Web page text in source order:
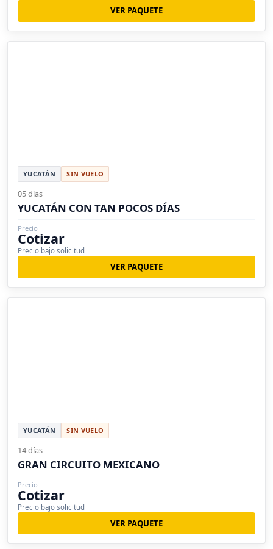
VER PAQUETE
YUCATÁN SIN VUELO
05 días
YUCATÁN CON TAN POCOS DÍAS
Precio
Cotizar
Precio bajo solicitud
VER PAQUETE
YUCATÁN SIN VUELO
14 días
GRAN CIRCUITO MEXICANO
Precio
Cotizar
Precio bajo solicitud
VER PAQUETE